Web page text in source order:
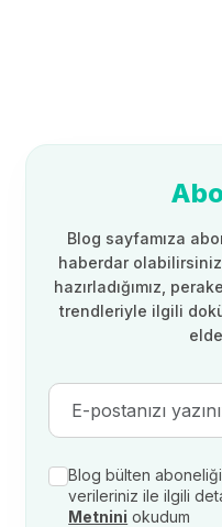
Blog sayfamıza
haberdar
hazırladığımız,
trendleriyle ilgili
Blog bülten
verileriniz ile ilgili
Metnini okudum